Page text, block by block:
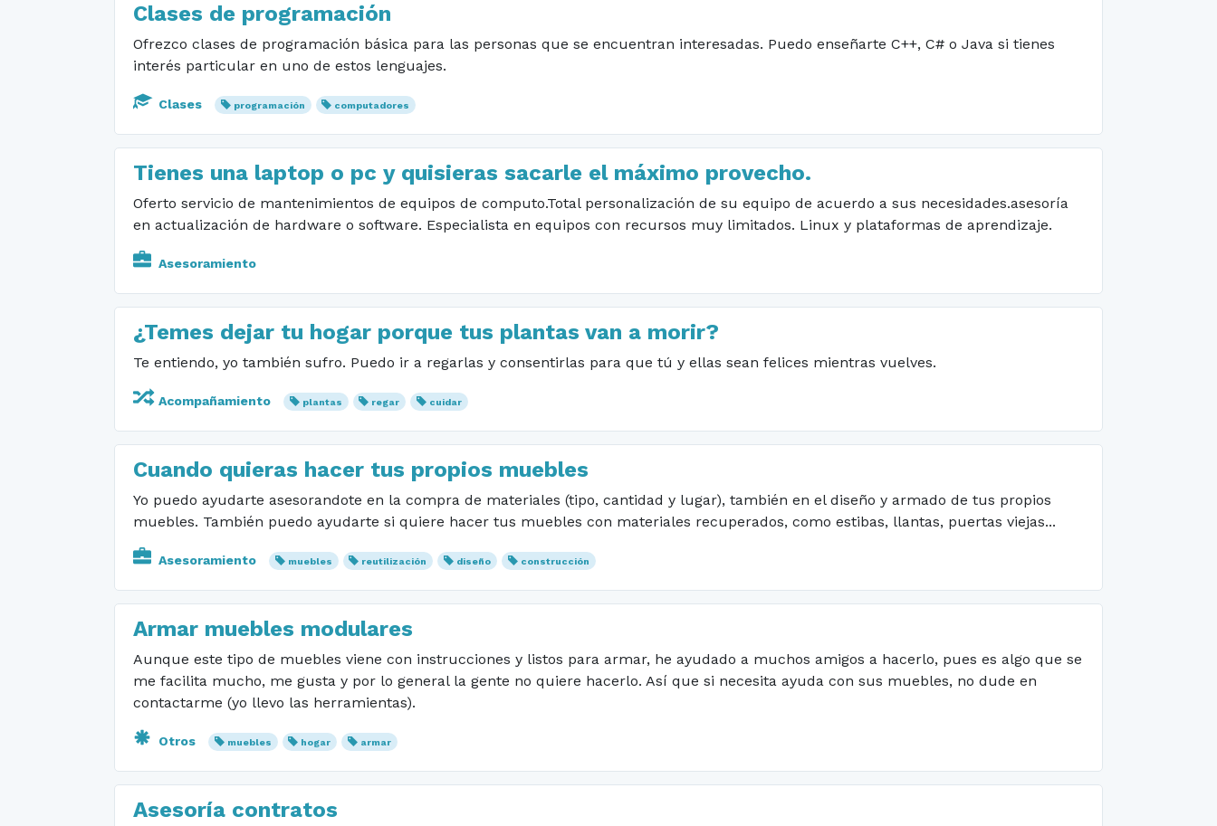
Clases de programación
Ofrezco clases de programación básica para las personas que se encuentran interesadas. Puedo enseñarte C++, C# o Java si tienes
interés particular en uno de estos lenguajes.
Clases programación computadores
Tienes una laptop o pc y quisieras sacarle el máximo provecho.
Oferto servicio de mantenimientos de equipos de computo.Total personalización de su equipo de acuerdo a sus necesidades.asesoría
en actualización de hardware o software. Especialista en equipos con recursos muy limitados. Linux y plataformas de aprendizaje.
Asesoramiento
¿Temes dejar tu hogar porque tus plantas van a morir?
Te entiendo, yo también sufro. Puedo ir a regarlas y consentirlas para que tú y ellas sean felices mientras vuelves.
Acompañamiento plantas regar cuidar
Cuando quieras hacer tus propios muebles
Yo puedo ayudarte asesorandote en la compra de materiales (tipo, cantidad y lugar), también en el diseño y armado de tus propios
muebles. También puedo ayudarte si quiere hacer tus muebles con materiales recuperados, como estibas, llantas, puertas viejas...
Asesoramiento muebles reutilización diseño construcción
Armar muebles modulares
Aunque este tipo de muebles viene con instrucciones y listos para armar, he ayudado a muchos amigos a hacerlo, pues es algo que se
me facilita mucho, me gusta y por lo general la gente no quiere hacerlo. Así que si necesita ayuda con sus muebles, no dude en
contactarme (yo llevo las herramientas).
Otros muebles hogar armar
Asesoría contratos